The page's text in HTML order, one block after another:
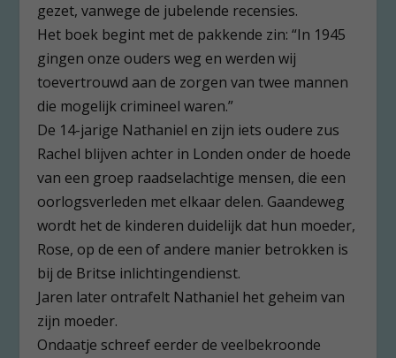
gezet, vanwege de jubelende recensies.
Het boek begint met de pakkende zin: “In 1945
gingen onze ouders weg en werden wij
toevertrouwd aan de zorgen van twee mannen
die mogelijk crimineel waren.”
De 14-jarige Nathaniel en zijn iets oudere zus
Rachel blijven achter in Londen onder de hoede
van een groep raadselachtige mensen, die een
oorlogsverleden met elkaar delen. Gaandeweg
wordt het de kinderen duidelijk dat hun moeder,
Rose, op de een of andere manier betrokken is
bij de Britse inlichtingendienst.
Jaren later ontrafelt Nathaniel het geheim van
zijn moeder.
Ondaatje schreef eerder de veelbekroonde